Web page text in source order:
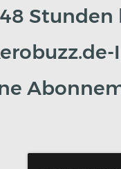
Stunden